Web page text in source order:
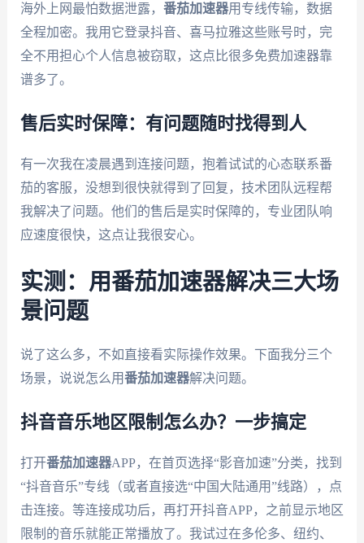
海外上网最怕数据泄露， 番茄加速器用专线传输，数据
全程加密。我用它登录抖音、喜马拉雅这些账号时，完
全不用担心个人信息被窃取，这点比很多免费加速器靠
谱多了。
售后实时保障：有问题随时找得到人
有一次我在凌晨遇到连接问题，抱着试试的心态联系番
茄的客服，没想到很快就得到了回复，技术团队远程帮
我解决了问题。他们的售后是实时保障的，专业团队响
应速度很快，这点让我很安心。
实测：用番茄加速器解决三大场
景问题
说了这么多，不如直接看实际操作效果。下面我分三个
场景，说说怎么用番茄加速器解决问题。
抖音音乐地区限制怎么办？一步搞定
打开番茄加速器APP，在首页选择“影音加速”分类，找到
“抖音音乐”专线（或者直接选“中国大陆通用”线路），点
击连接。等连接成功后，再打开抖音APP，之前显示地区
限制的音乐就能正常播放了。我试过在多伦多、纽约、